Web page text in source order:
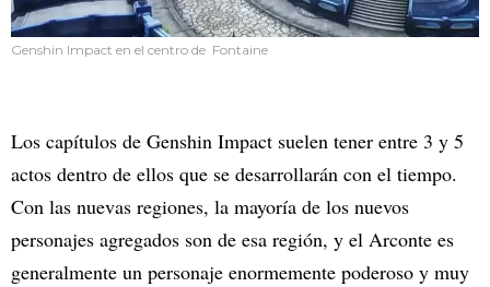
Genshin Impact en el centro de Fontaine
Los capítulos de Genshin Impact suelen tener entre 3 y 5
actos dentro de ellos que se desarrollarán con el tiempo.
Con las nuevas regiones, la mayoría de los nuevos
personajes agregados son de esa región, y el Arconte es
generalmente un personaje enormemente poderoso y muy